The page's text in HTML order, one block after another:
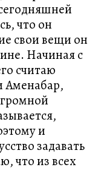
что он
свои вещи он
Начиная с
считаю
Аменабар,
и
задавать
что из всех